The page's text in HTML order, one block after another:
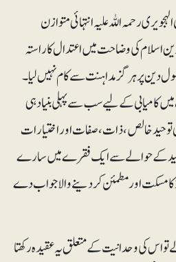
رحمہ اللہ علیہ انتہائی متوازن
کی وضاحت میں اعتدال کا راستہ
دین پر ہرگز مداہنت سے کام نہیں لیا۔
کامیابی کے لیے سب سے پہلی بنیاد ہی
توحید خالص، ذات، صفات اور اختیارات
کے حوالے سے ایک فقرے میں سارے
کا مسکت اور مطمئن کردینے والا جواب دے
اس کی وحدانیت کے متعلق یہ عقیدہ رکھتا